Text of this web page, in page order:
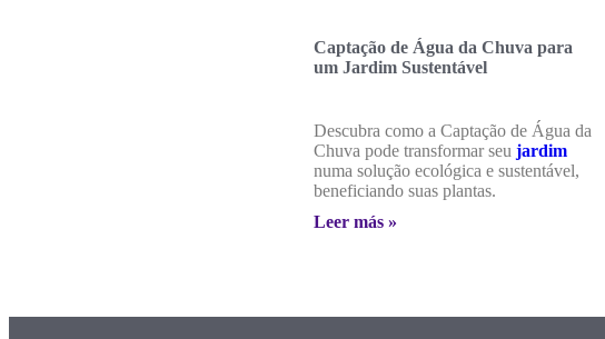
Captação de Água da Chuva para
um Jardim Sustentável
Descubra como a Captação de Água da
Chuva pode transformar seu jardim
numa solução ecológica e sustentável,
beneficiando suas plantas.
Leer más »